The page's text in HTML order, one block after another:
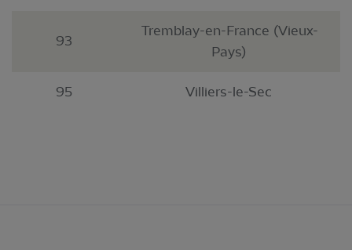
93
Tremblay-en-France (Vieux-
Pays)
95 Villiers-le-Sec